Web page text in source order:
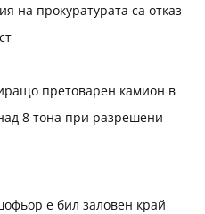
на прокуратурата са отказ
претоварен камион в
8 тона при разрешени
е бил заловен край